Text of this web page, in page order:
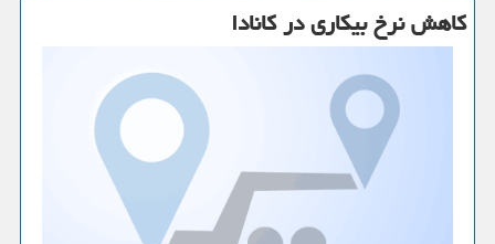
كاهش نرخ بیكاری در كانادا